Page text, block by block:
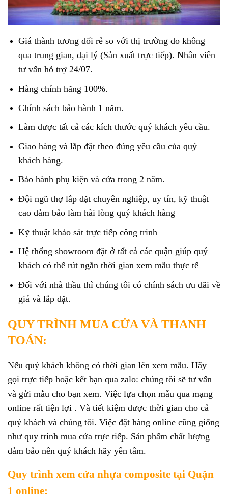
Giá thành tương đối rẻ so với thị trường do không
qua trung gian, đại lý (Sản xuất trực tiếp). Nhân viên
tư vấn hỗ trợ 24/07.
Hàng chính hãng 100%.
Chính sách bảo hành 1 năm.
Làm được tất cả các kích thước quý khách yêu cầu.
Giao hàng và lắp đặt theo đúng yêu cầu của quý
khách hàng.
Bảo hành phụ kiện và cửa trong 2 năm.
Đội ngũ thợ lắp đặt chuyên nghiệp, uy tín, kỹ thuật
cao đảm bảo làm hài lòng quý khách hàng
Kỹ thuật khảo sát trực tiếp công trình
Hệ thống showroom đặt ở tất cả các quận giúp quý
khách có thể rút ngắn thời gian xem mẫu thực tế
Đối với nhà thầu thì chúng tôi có chính sách ưu đãi về
giá và lắp đặt.
QUY TRÌNH MUA CỬA VÀ THANH
TOÁN:
Nếu quý khách không có thời gian lên xem mẫu. Hãy
gọi trực tiếp hoặc kết bạn qua zalo: chúng tôi sẽ tư vấn
và gửi mẫu cho bạn xem. Việc lựa chọn mẫu qua mạng
online rất tiện lợi . Và tiết kiệm được thời gian cho cả
quý khách và chúng tôi. Việc đặt hàng online cũng giống
như quy trình mua cửa trực tiếp. Sản phẩm chất lượng
đảm bảo nên quý khách hãy yên tâm.
Quy trình xem cửa nhựa composite tại Quận
1 online: